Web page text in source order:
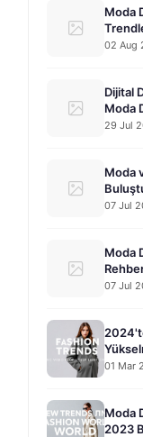
Moda
02 Aug
Dijital
Moda
29 Jul
Moda
07 Jul
Moda
07 Jul
01 Mar
Moda
2023